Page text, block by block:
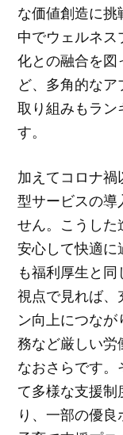
な価値創造に挑
中でウェルネ
化との融合を図
ど、多角的な
取り組みもラン
す。
加えてコロナ
型サービスの導
せん。こうした
安心して快適に
も福利厚生と
視点で見れば、
ン向上につな
務など厳しい労
なおさらです。
て多様な支援
り、一部の優